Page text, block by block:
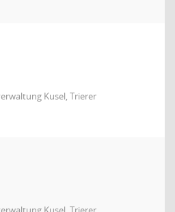
Kusel, Trierer